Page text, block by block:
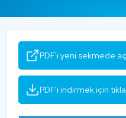
PDF'i yeni sekmede
PDF'i indirmek için